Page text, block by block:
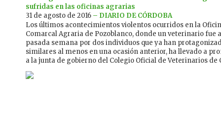
sufridas en las oficinas agrarias
31 de agosto de 2016 – DIARIO DE CÓRDOBA
Los últimos acontecimientos violentos ocurridos en la
Comarcal Agraria de Pozoblanco, donde un veterinario fue
pasada semana por dos individuos que ya han
similares al menos en una ocasión anterior, ha llevado a
a la junta de gobierno del Colegio Oficial de Veterinarios de